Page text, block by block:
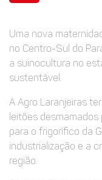
Uma nova
no Centro-Sul do
a suinocultura no
sustentável.
A Agro Laranjeiras
leitões
para o frigorífico da
industrialização e a
região.